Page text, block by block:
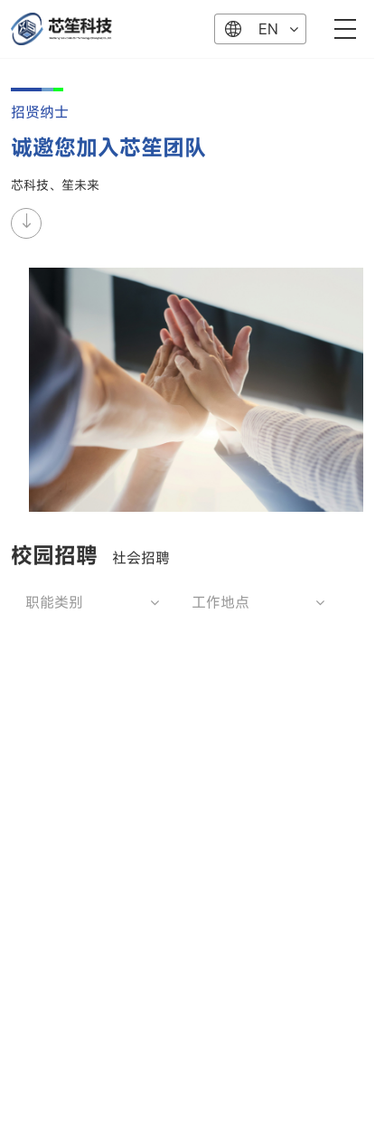
EN
招贤纳士
诚邀您加入芯笙团队
芯科技、笙未来
校园招聘 社会招聘
职能类别 工作地点